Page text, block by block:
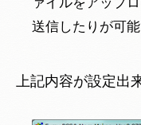
ァイルをアップ
送信したりが可能
上記内容が設定出